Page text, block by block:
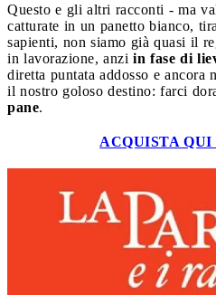
Questo e gli altri racconti - ma
catturate in un panetto bianco,
sapienti, non siamo già quasi il
in lavorazione, anzi in fase di
diretta puntata addosso e ancora
il nostro goloso destino: farci
pane.
ACQUISTA